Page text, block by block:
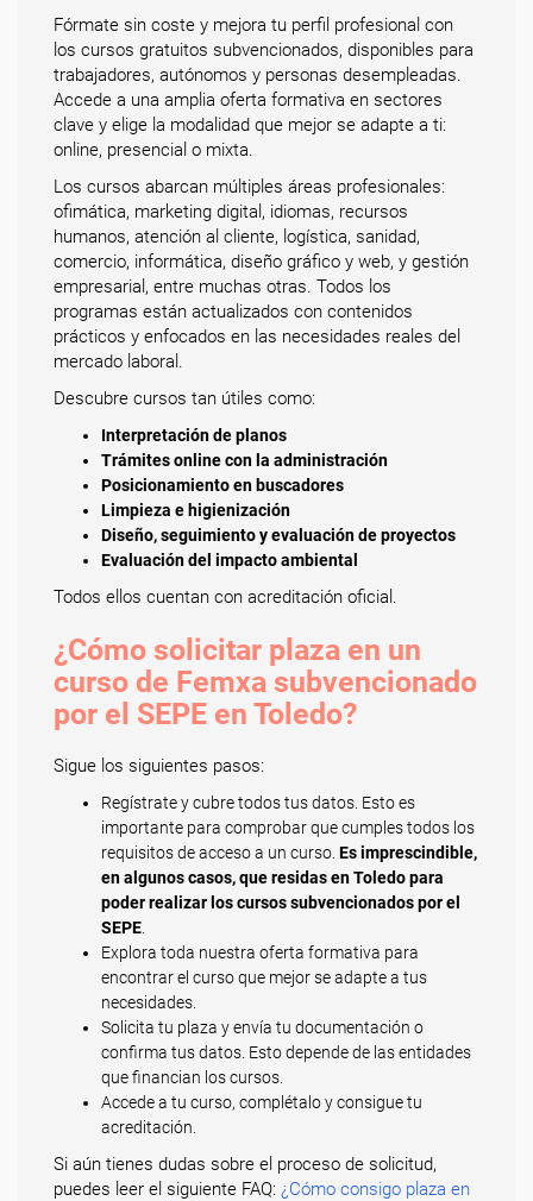
Fórmate sin coste y mejora tu perfil profesional con
los cursos gratuitos subvencionados, disponibles para
trabajadores, autónomos y personas desempleadas.
Accede a una amplia oferta formativa en sectores
clave y elige la modalidad que mejor se adapte a ti:
online, presencial o mixta.
Los cursos abarcan múltiples áreas profesionales:
ofimática, marketing digital, idiomas, recursos
humanos, atención al cliente, logística, sanidad,
comercio, informática, diseño gráfico y web, y gestión
empresarial, entre muchas otras. Todos los
programas están actualizados con contenidos
prácticos y enfocados en las necesidades reales del
mercado laboral.
Descubre cursos tan útiles como:
Interpretación de planos
Trámites online con la administración
Posicionamiento en buscadores
Limpieza e higienización
Diseño, seguimiento y evaluación de proyectos
Evaluación del impacto ambiental
Todos ellos cuentan con acreditación oficial.
¿Cómo solicitar plaza en un
curso de Femxa subvencionado
por el SEPE en Toledo?
Sigue los siguientes pasos:
Regístrate y cubre todos tus datos. Esto es
importante para comprobar que cumples todos los
requisitos de acceso a un curso. Es imprescindible,
en algunos casos, que residas en Toledo para
poder realizar los cursos subvencionados por el
SEPE
Explora toda nuestra oferta formativa para
encontrar el curso que mejor se adapte a tus
necesidades.
Solicita tu plaza y envía tu documentación o
confirma tus datos. Esto depende de las entidades
que financian los cursos.
Accede a tu curso, complétalo y consigue tu
acreditación.
Si aún tienes dudas sobre el proceso de solicitud,
puedes leer el siguiente FAQ: ¿Cómo consigo plaza en